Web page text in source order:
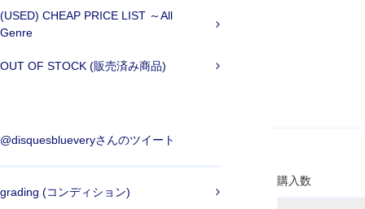
(USED) CHEAP PRICE LIST ～All
Genre
OUT OF STOCK (販売済み商品)
@disquesblueveryさんのツイート
grading (コンディション)
購入数